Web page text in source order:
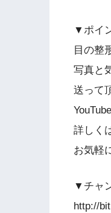
▼ポイ
目の整
写真と
送って
詳しく
お気軽
▼チャ
http://